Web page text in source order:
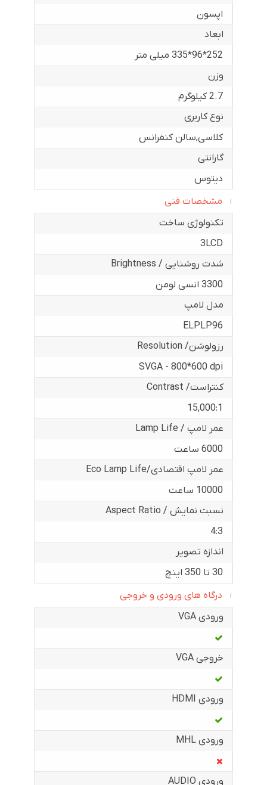
اپسون
ابعاد
252*96*335 میلی متر
وزن
2.7 کیلوگرم
نوع کاربری
کلاسی,سالن کنفرانس
گارانتی
دیتوس
مشخصات فنی
تکنولوژی ساخت
3LCD
شدت روشنایی / Brightness
3300 انسی لومن
مدل لامپ
ELPLP96
رزولوشن/ Resolution
SVGA - 800*600 dpi
کنتراست/ Contrast
15,000:1
عمر لامپ / Lamp Life
6000 ساعت
عمر لامپ اقتصادی/Eco Lamp Life
10000 ساعت
نسبت نمایش / Aspect Ratio
4:3
اندازه تصویر
30 تا 350 اینچ
درگاه های ورودی و خروجی
ورودی VGA
خروجی VGA
ورودی HDMI
ورودی MHL
ورودی AUDIO